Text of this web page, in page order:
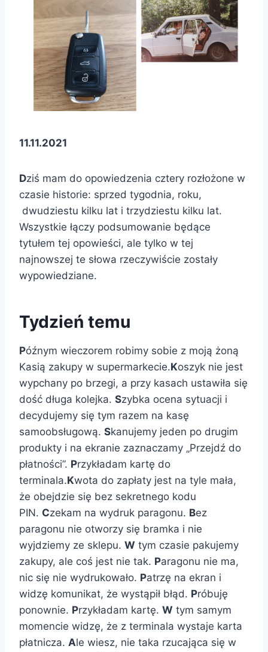
11.11.2021
Dziś mam do opowiedzenia cztery rozłożone w
czasie historie: sprzed tygodnia, roku,
dwudziestu kilku lat i trzydziestu kilku lat.
Wszystkie łączy podsumowanie będące
tytułem tej opowieści, ale tylko w tej
najnowszej te słowa rzeczywiście zostały
wypowiedziane.
Tydzień temu
Późnym wieczorem robimy sobie z moją żoną
Kasią zakupy w supermarkecie.Koszyk nie jest
wypchany po brzegi, a przy kasach ustawiła się
dość długa kolejka. Szybka ocena sytuacji i
decydujemy się tym razem na kasę
samoobsługową. Skanujemy jeden po drugim
produkty i na ekranie zaznaczamy „Przejdź do
płatności”. Przykładam kartę do
terminala.Kwota do zapłaty jest na tyle mała,
że obejdzie się bez sekretnego kodu
PIN. Czekam na wydruk paragonu. Bez
paragonu nie otworzy się bramka i nie
wyjdziemy ze sklepu. W tym czasie pakujemy
zakupy, ale coś jest nie tak. Paragonu nie ma,
nic się nie wydrukowało. Patrzę na ekran i
widzę komunikat, że wystąpił błąd. Próbuję
ponownie. Przykładam kartę. W tym samym
momencie widzę, że z terminala wystaje karta
płatnicza. Ale wiesz, nie taka rzucająca się w